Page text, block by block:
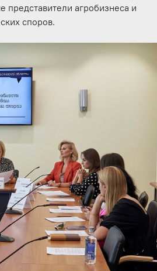
агробизнеса и
споров.